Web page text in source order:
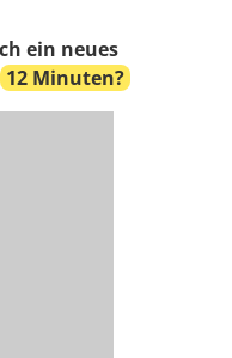
ein neues
12 Minuten?